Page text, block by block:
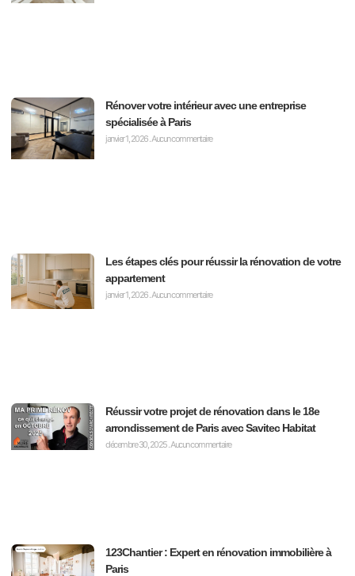
Rénover votre intérieur avec une entreprise
spécialisée à Paris
janvier 1, 2026Aucun commentaire
Les étapes clés pour réussir la rénovation de votre
appartement
janvier 1, 2026 Aucun commentaire
Réussir votre projet de rénovation dans le 18e
arrondissement de Paris avec Savitec Habitat
décembre 30, 2025 Aucun commentaire
123Chantier : Expert en rénovation immobilière à
Paris